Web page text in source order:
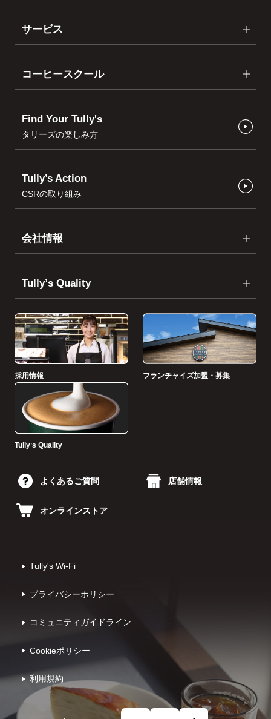
サービス
コーヒースクール
Find Your Tully's
タリーズの楽しみ方
Tully’s Action
CSRの取り組み
会社情報
Tullyʼs Quality
採用情報 フランチャイズ加盟・募集
Tullyʼs Quality
よくあるご質問 店舗情報
オンラインストア
Tully's Wi-Fi
プライバシーポリシー
コミュニティガイドライン
Cookieポリシー
利⽤規約